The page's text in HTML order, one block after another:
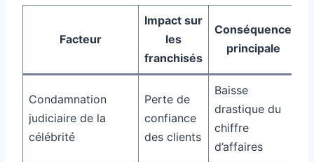
Facteur
Impact sur
les
franchisés
Conséquence
principale
Condamnation
judiciaire de la
célébrité
Perte de
confiance
des clients
Baisse
drastique du
chiffre
d’affaires